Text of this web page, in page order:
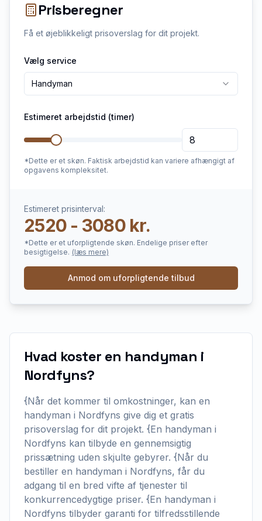
Prisberegner
Få et øjeblikkeligt prisoverslag for dit projekt.
Vælg service
Handyman
Estimeret arbejdstid (timer)
*Dette er et skøn. Faktisk arbejdstid kan variere afhængigt af
opgavens kompleksitet.
Estimeret prisinterval:
2520 - 3080 kr.
*Dette er et uforpligtende skøn. Endelige priser efter
besigtigelse. (læs mere)
Anmod om uforpligtende tilbud
Hvad koster en handyman i
Nordfyns?
{Når det kommer til omkostninger, kan en
handyman i Nordfyns give dig et gratis
prisoverslag for dit projekt. {En handyman i
Nordfyns kan tilbyde en gennemsigtig
prissætning uden skjulte gebyrer. {Når du
bestiller en handyman i Nordfyns, får du
adgang til en bred vifte af tjenester til
konkurrencedygtige priser. {En handyman i
Nordfyns tilbyder garanti for tilfredsstillende